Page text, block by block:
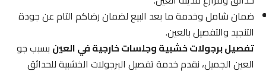
ضمان شامل وخدمة ما بعد البيع لضمان رضاكم التام عن جودة
التنجيد والتفصيل بالعين.
تفصيل برجولات خشبية وجلسات خارجية في العينبسبب جو
العين الجميل، نقدم خدمة تفصيل البرجولات الخشبية للحدائق